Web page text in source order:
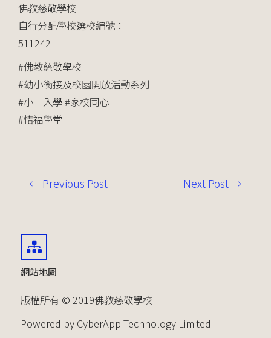
佛教慈敬學校
自行分配學校選校編號：
511242
#佛教慈敬學校
#幼小銜接及校園開放活動系列
#小一入學 #家校同心
#惜福學堂
← Previous Post Next Post→
網站地圖
版權所有 © 2019佛教慈敬學校
Powered by CyberApp Technology Limited